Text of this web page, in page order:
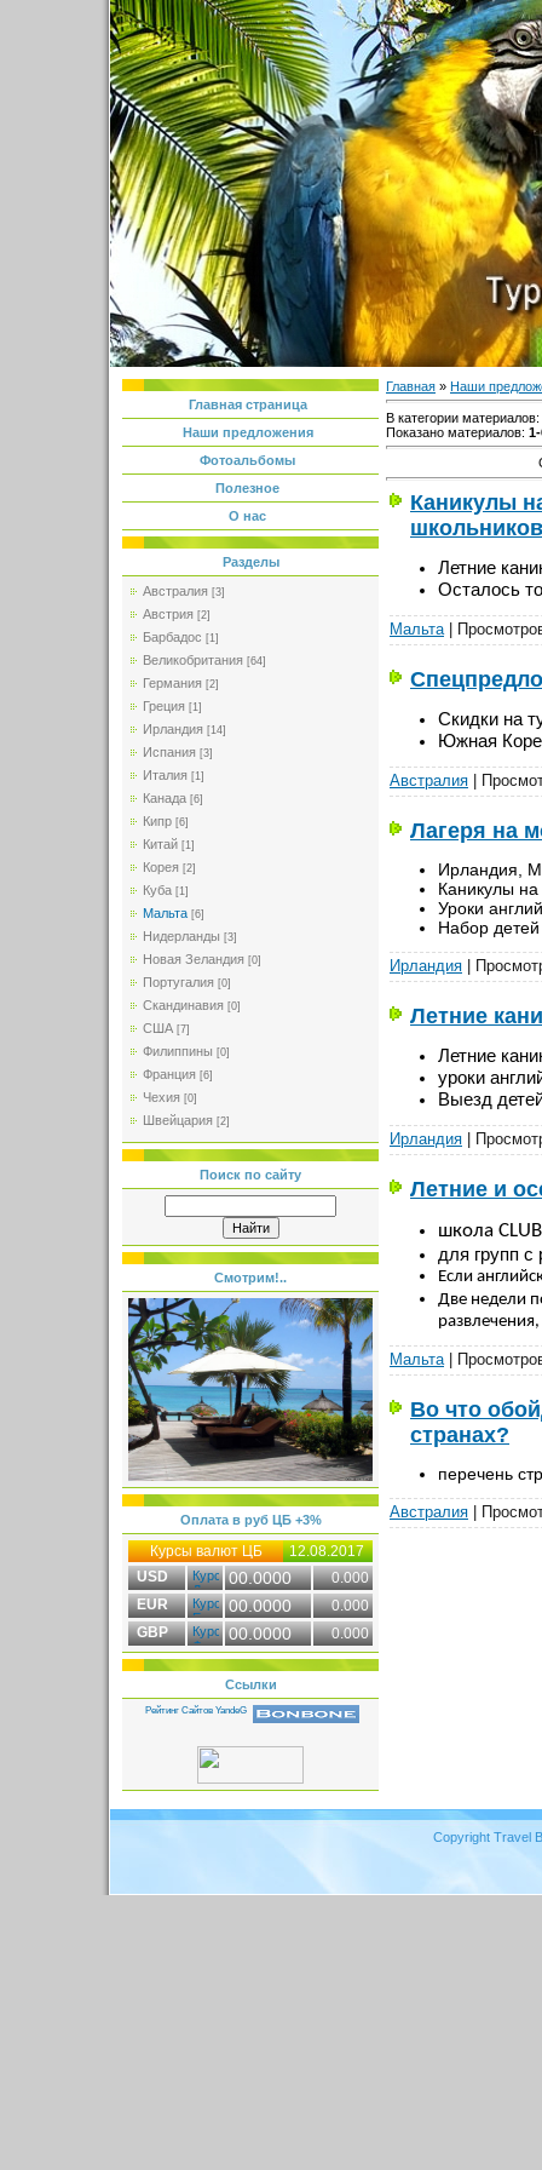
Главная страница
Наши предложения
Фотоальбомы
Полезное
О нас
Разделы
Австралия [3]
Австрия [2]
Барбадос [1]
Великобритания [64]
Германия [2]
Греция [1]
Ирландия [14]
Испания [3]
Италия [1]
Канада [6]
Кипр [6]
Китай [1]
Корея [2]
Куба [1]
Мальта [6]
Нидерланды [3]
Новая Зеландия [0]
Португалия [0]
Скандинавия [0]
США [7]
Филиппины [0]
Франция [6]
Чехия [0]
Швейцария [2]
Поиск по сайту
Смотрим!..
Оплата в руб ЦБ +3%
Курсы валют ЦБ
12.08.2017
USD
00.0000
0.000
EUR
00.0000
0.000
GBP
00.0000 0.000
Ссылки
Главная » Наши
В категории материалов:
Показано материалов:
Каникулы
школьников
Летние
Осталось
Мальта|
Скидки на
Южная
Австралия |
Лагеря на
Ирландия,
Каникулы
Уроки
Набор
Ирландия |
Летние
Летние
уроки
Выезд
Ирландия |
Летние и
школа
для групп с
Если
Две недели
Мальта|
Во что
странах?
перечень
Австралия |
Copyright Travel